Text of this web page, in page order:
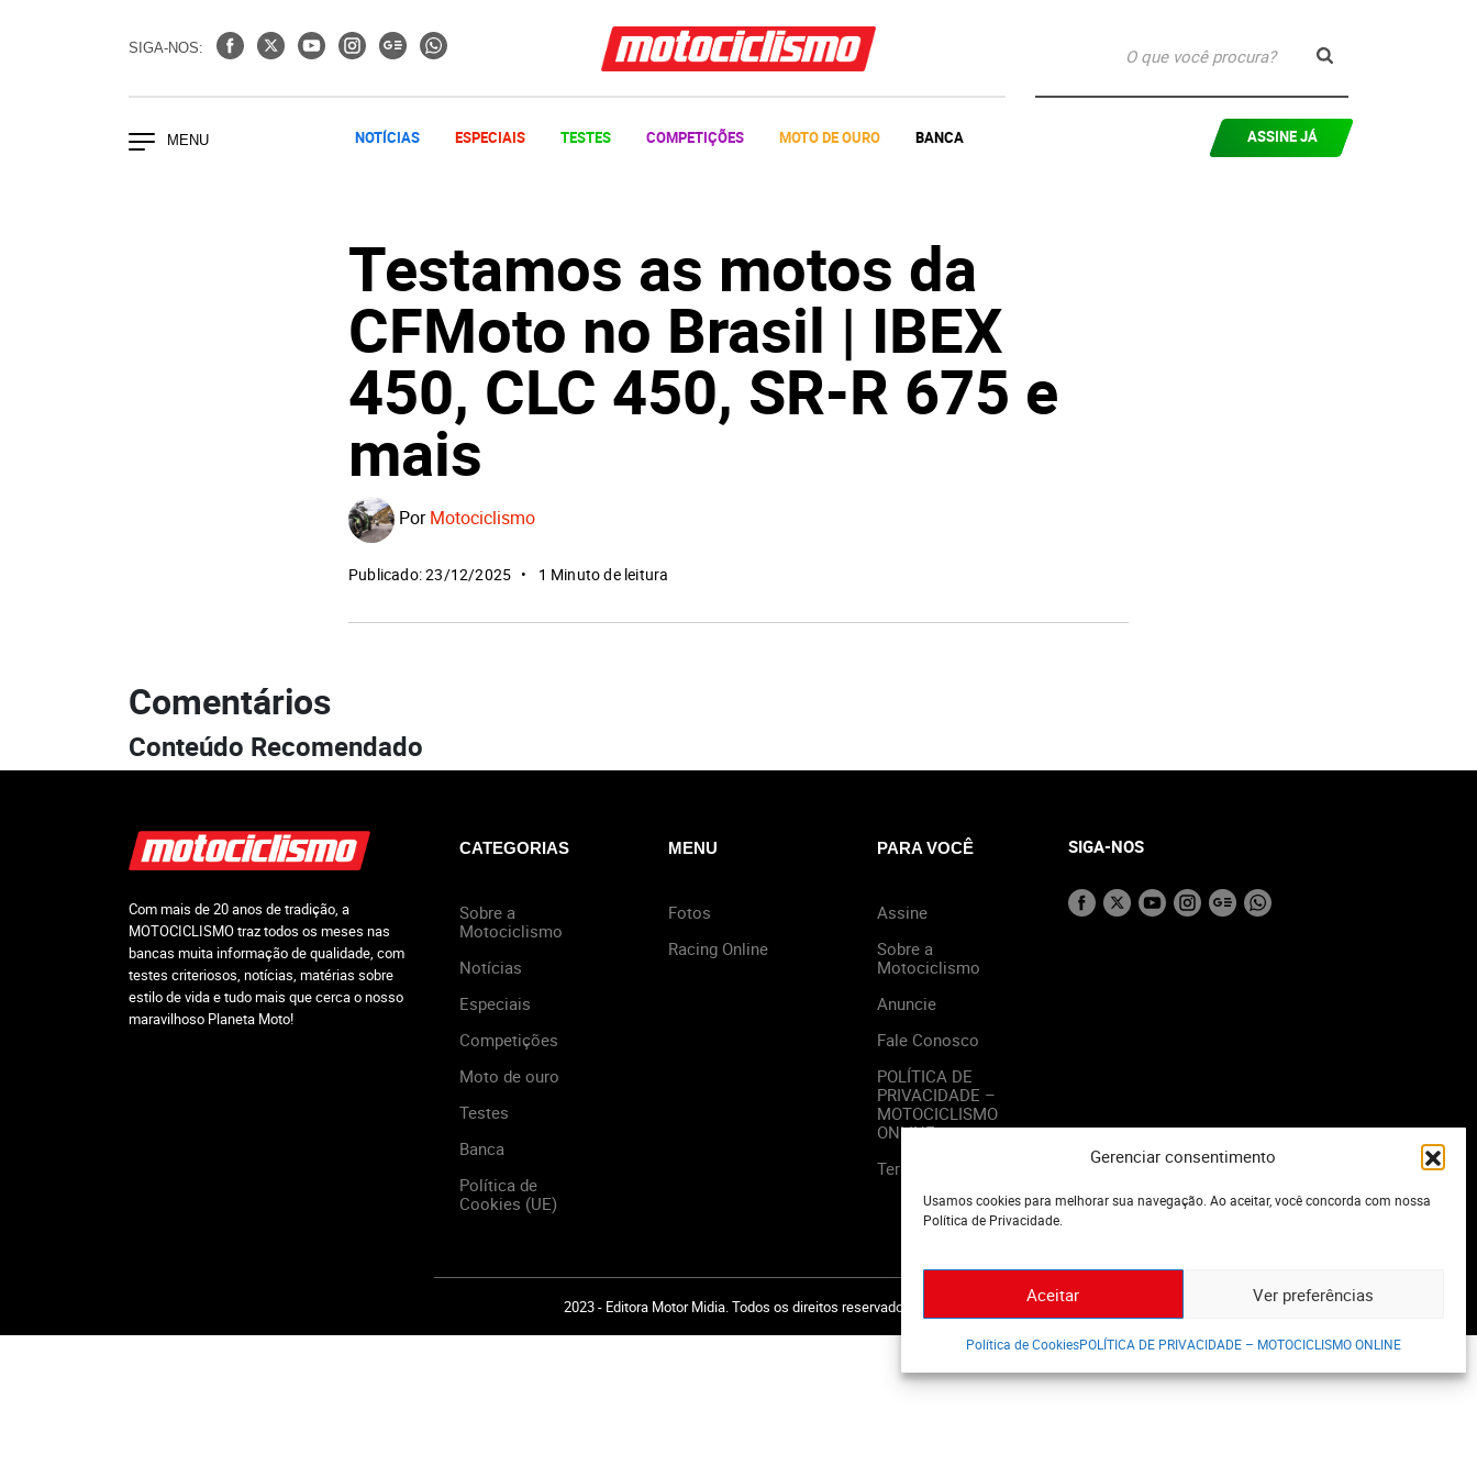
Gerenciar consentimento
Usamos cookies para melhorar sua navegação. Ao aceitar, você concorda com nossa
Política de Privacidade.
Aceitar Ver preferências
Política de CookiesPOLÍTICA DE PRIVACIDADE – MOTOCICLISMO ONLINE
SIGA-NOS:
NOTÍCIAS ESPECIAIS TESTES COMPETIÇÕES MOTO DE OURO BANCA ASSINE JÁ
Testamos as motos da
CFMoto no Brasil | IBEX
450, CLC 450, SR-R 675 e
mais
PorMotociclismo
Publicado: 23/12/2025 1 Minuto de leitura
Comentários
Conteúdo Recomendado
Com mais de 20 anos de tradição, a
MOTOCICLISMO traz todos os meses nas
bancas muita informação de qualidade, com
testes criteriosos, notícias, matérias sobre
estilo de vida e tudo mais que cerca o nosso
maravilhoso Planeta Moto!
CATEGORIAS
Sobre a
Motociclismo
Notícias
Especiais
Competições
Moto de ouro
Testes
Banca
Política de
Cookies (UE)
MENU
Fotos
Racing Online
PARA VOCÊ
Assine
Sobre a
Motociclismo
Anuncie
Fale Conosco
POLÍTICA DE
PRIVACIDADE –
MOTOCICLISMO
ONLINE
Termos de Uso
SIGA-NOS
2023 - Editora Motor Midia. Todos os direitos reservados.